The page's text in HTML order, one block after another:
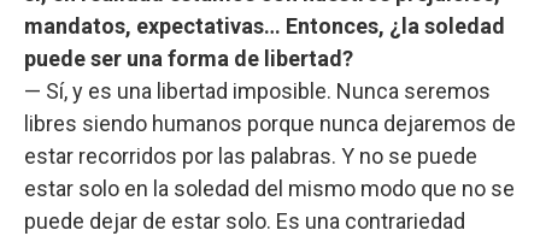
mandatos, expectativas… Entonces, ¿la soledad
puede ser una forma de libertad?
— Sí, y es una libertad imposible. Nunca seremos
libres siendo humanos porque nunca dejaremos de
estar recorridos por las palabras. Y no se puede
estar solo en la soledad del mismo modo que no se
puede dejar de estar solo. Es una contrariedad